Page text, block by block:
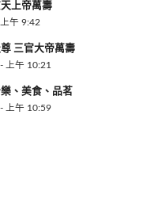
上帝萬壽
午 9:42
三官大帝萬壽
上午 10:21
、美食、品茗
上午 10:59